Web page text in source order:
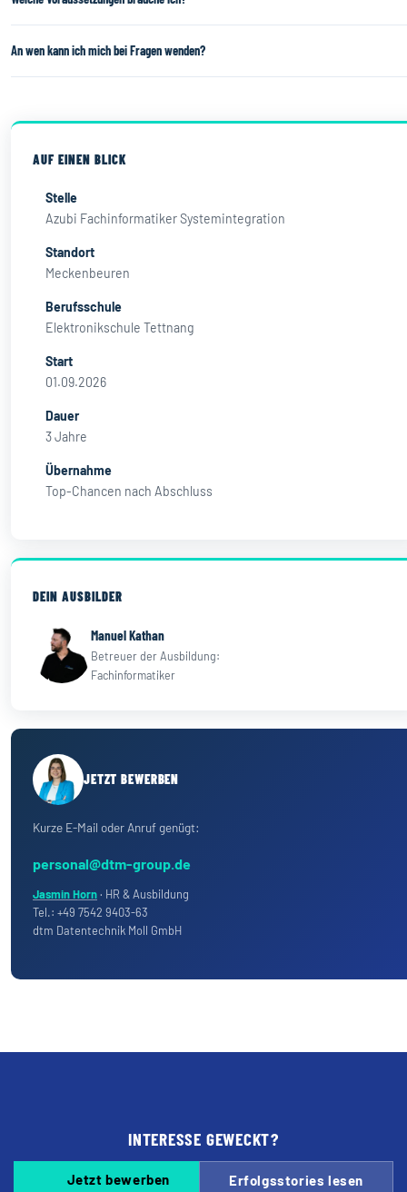
an – das schätzen unsere Azubis besonders. Entdecke die persönlichen
Erfolgsstoriesunserer Mitarbeiter.
technisches und mathematisches Verständnis haben und Deutsch
sprechen. Gute Englischkenntnisse sind ein Plus.
An wen kann ich mich bei Fragen wenden?
AUF EINEN BLICK
Stelle
Azubi Fachinformatiker Systemintegration
Standort
Meckenbeuren
Berufsschule
Elektronikschule Tettnang
Start
01.09.2026
Dauer
3 Jahre
Übernahme
Top-Chancen nach Abschluss
DEIN AUSBILDER
Manuel Kathan
Betreuer der Ausbildung:
Fachinformatiker
JETZT BEWERBEN
Kurze E-Mail oder Anruf genügt:
personal@dtm-group.de
Jasmin Horn· HR & Ausbildung
Tel.: +49 7542 9403-63
dtm Datentechnik Moll GmbH
INTERESSE GEWECKT?
Jetzt bewerben Erfolgsstories lesen